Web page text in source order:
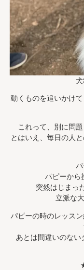
動くものを追いかけ
これって、別に問
とはいえ、毎日の人
パピーから
突然はじまっ
立派な
パピーの時のレッス
あとは間違いのな